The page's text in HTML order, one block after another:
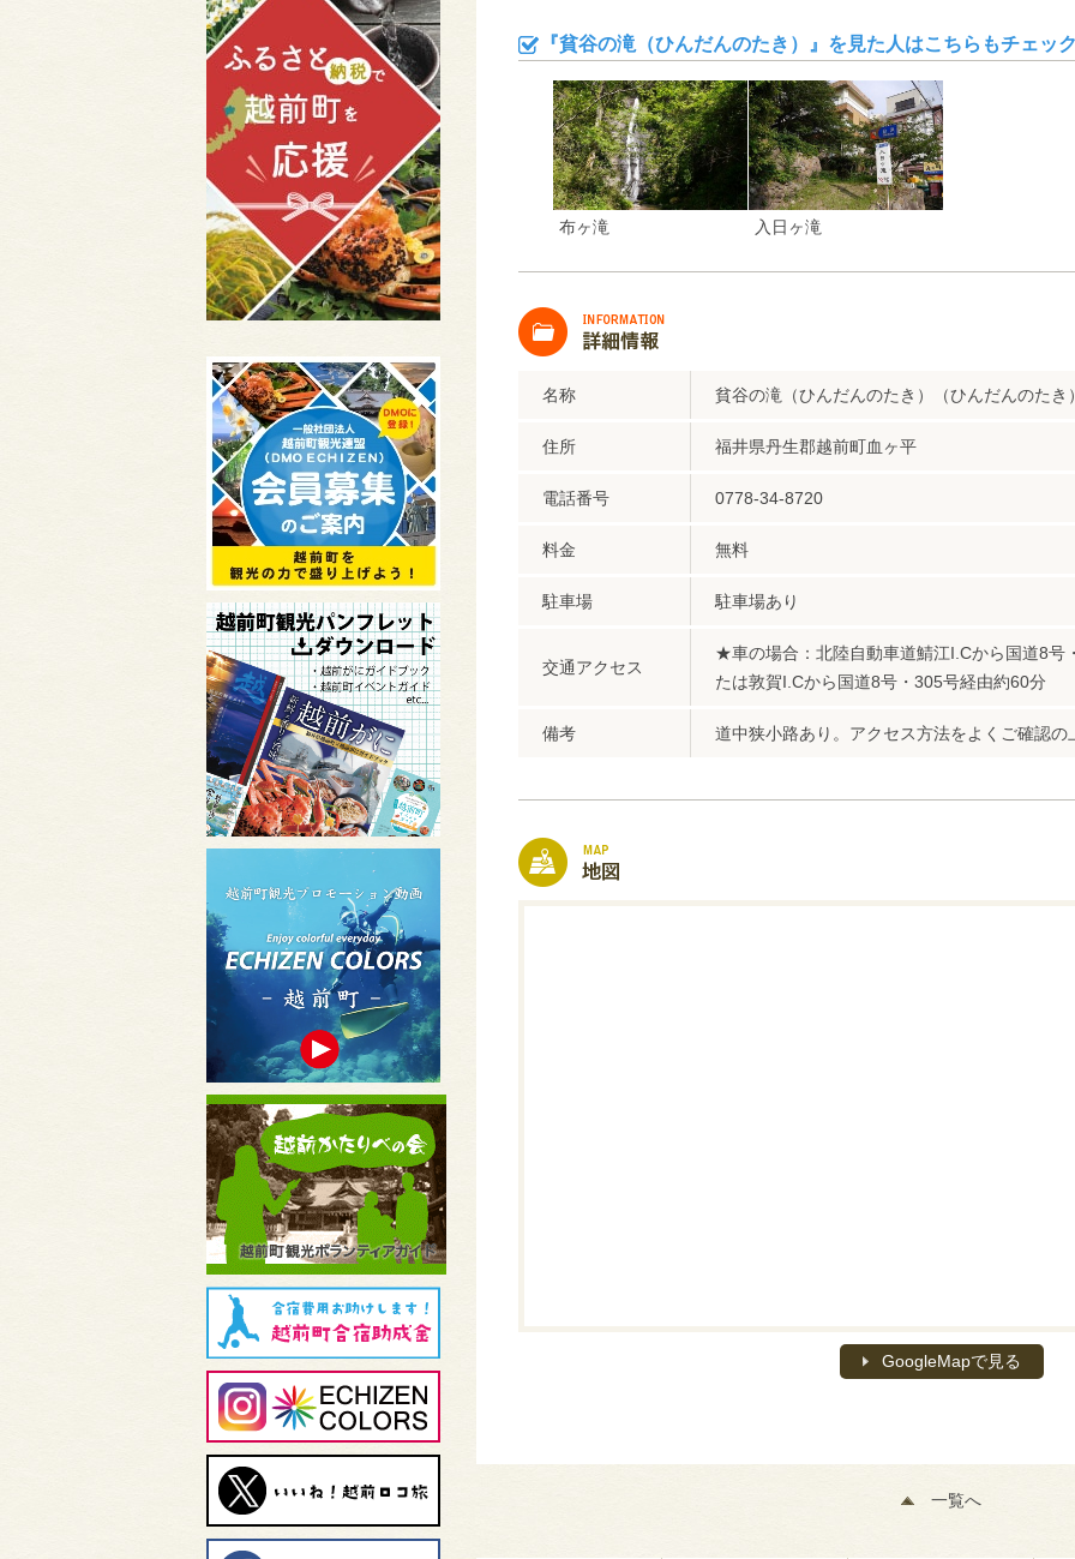
『貧谷の滝（ひんだんのたき）』を見た人はこちらもチェッ
布ヶ滝 入日ヶ滝
名称 貧谷の滝（ひんだんのたき）（ひんだんのたき
住所 福井県丹生郡越前町血ヶ平
電話番号 0778-34-8720
料金 無料
駐車場 駐車場あり
交通アクセス
★車の場合：北陸自動車道鯖江I.Cから国道8号
たは敦賀I.Cから国道8号・305号経由約60分
備考 道中狭小路あり。アクセス方法をよくご確認の
GoogleMapで見る
一覧へ